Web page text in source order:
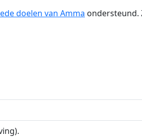
doelen van Amma ondersteund.